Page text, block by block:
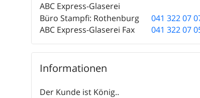
ABC Express-Glaserei
Büro Stampfi: Rothenburg
041 322 07
ABC Express-Glaserei Fax
041 322 07
Informationen
Der Kunde ist König..